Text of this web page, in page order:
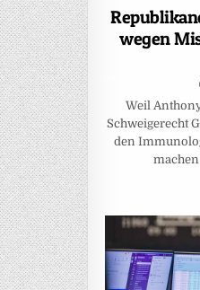
wegen
Weil
Schweigerecht
den